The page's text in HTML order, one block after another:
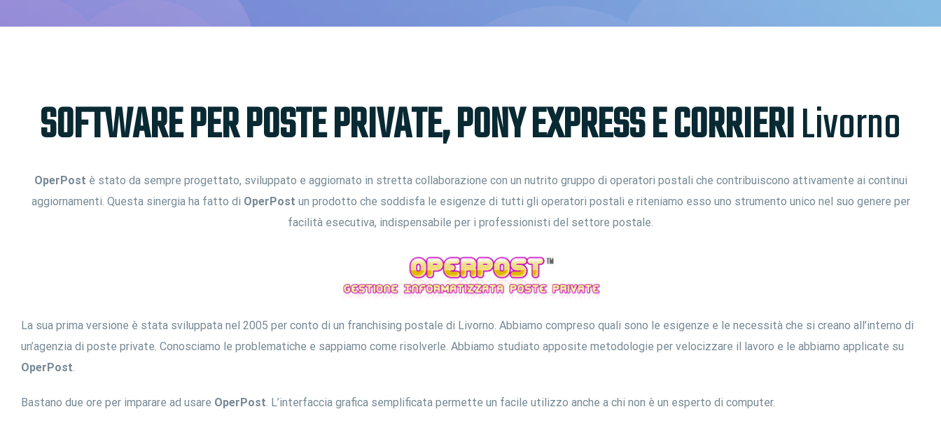
SOFTWARE PER POSTE PRIVATE, PONY EXPRESS E CORRIERILivorno
OperPost è stato da sempre progettato, sviluppato e aggiornato in stretta collaborazione con un nutrito gruppo di operatori postali che contribuiscono attivamente ai continui
aggiornamenti. Questa sinergia ha fatto di OperPost un prodotto che soddisfa le esigenze di tutti gli operatori postali e riteniamo esso uno strumento unico nel suo genere per
facilità esecutiva, indispensabile per i professionisti del settore postale.
La sua prima versione è stata sviluppata nel 2005 per conto di un franchising postale di Livorno. Abbiamo compreso quali sono le esigenze e le necessità che si creano all’interno di
un’agenzia di poste private. Conosciamo le problematiche e sappiamo come risolverle. Abbiamo studiato apposite metodologie per velocizzare il lavoro e le abbiamo applicate su
OperPost
Bastano due ore per imparare ad usare OperPost . L’interfaccia grafica semplificata permette un facile utilizzo anche a chi non è un esperto di computer.